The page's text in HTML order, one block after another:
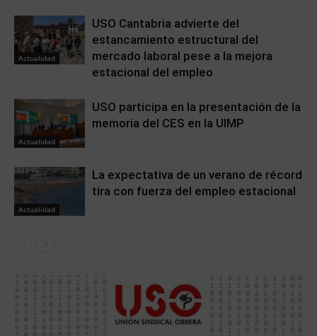
Actualidad
USO Cantabria advierte del
estancamiento estructural del
mercado laboral pese a la mejora
estacional del empleo
Actualidad
USO participa en la presentación de la
memoria del CES en la UIMP
Actualidad
La expectativa de un verano de récord
tira con fuerza del empleo estacional